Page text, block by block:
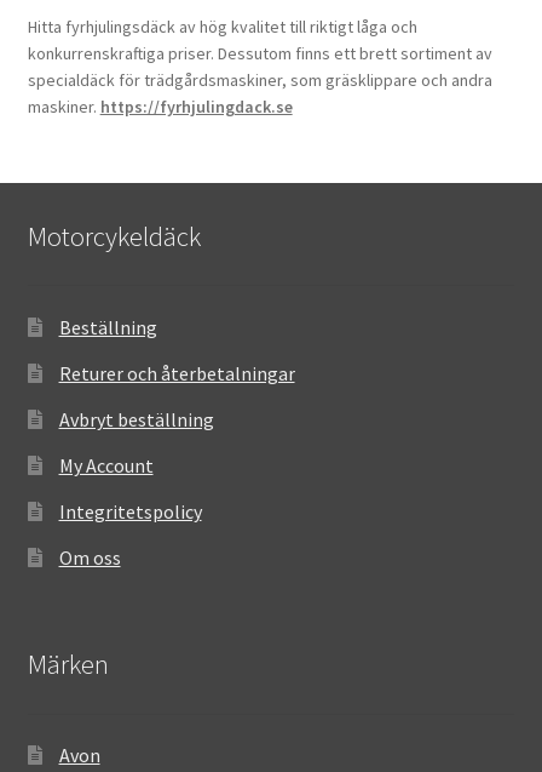
Hitta fyrhjulingsdäck av hög kvalitet till riktigt låga och
konkurrenskraftiga priser. Dessutom finns ett brett sortiment av
specialdäck för trädgårdsmaskiner, som gräsklippare och andra
maskiner. https://fyrhjulingdack.se
Motorcykeldäck
Beställning
Returer och återbetalningar
Avbryt beställning
My Account
Integritetspolicy
Om oss
Märken
Avon